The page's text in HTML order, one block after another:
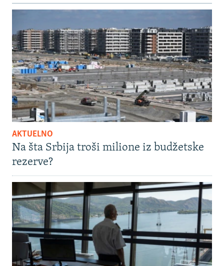
AKTUELNO
Na šta Srbija troši milione iz budžetske
rezerve?